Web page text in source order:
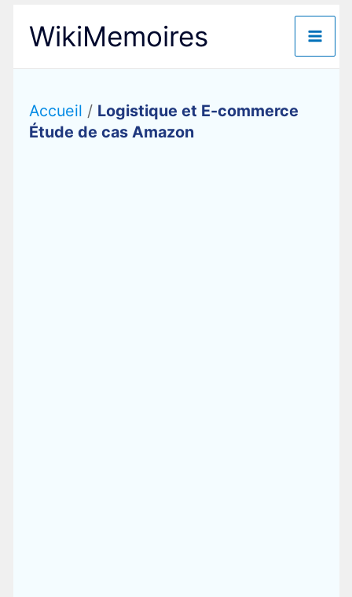
contenu
WikiMemoires
Accueil / Logistique et E-commerce
Étude de cas Amazon